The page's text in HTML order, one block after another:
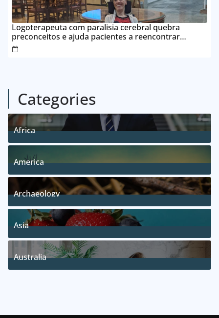
Logoterapeuta com paralisia cerebral quebra
preconceitos e ajuda pacientes a reencontrar
propósito em Goianésia
Categories
Africa
5Posts
America
5Posts
Archaeology
1Posts
Asia
5Posts
Australia